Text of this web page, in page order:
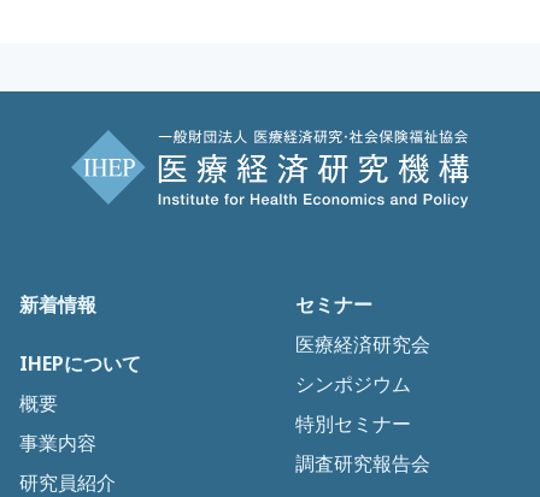
新着情報
IHEPについて
概要
事業内容
研究員紹介
セミナー
医療経済研究会
シンポジウム
特別セミナー
調査研究報告会